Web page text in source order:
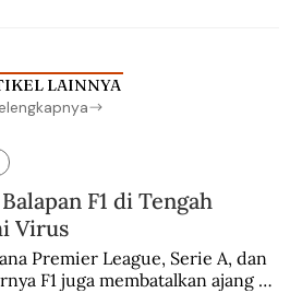
LAINNYA
F1 di Tengah
Virus
Premier League, Serie A, dan
F1 juga membatalkan ajang